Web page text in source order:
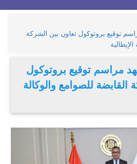
توقيع بروتوكول تعاون بين الشركة
مراسم توقيع بروتوكول
القابضة للصوامع والوكالة